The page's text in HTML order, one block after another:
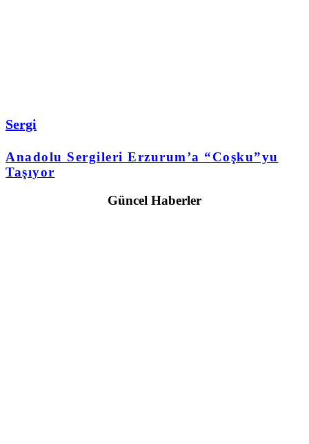
Sergi
Anadolu Sergileri Erzurum’a “Coşku”yu
Taşıyor
Güncel Haberler